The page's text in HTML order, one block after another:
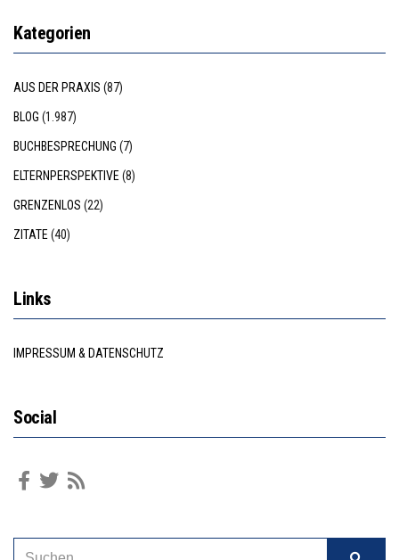
Kategorien
AUS DER PRAXIS (87)
BLOG (1.987)
BUCHBESPRECHUNG (7)
ELTERNPERSPEKTIVE (8)
GRENZENLOS (22)
ZITATE (40)
Links
IMPRESSUM & DATENSCHUTZ
Social